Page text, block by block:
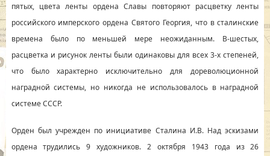
пятых, цвета ленты ордена Славы повторяют расцветку ленты
российского имперского ордена Святого Георгия, что в сталинские
времена было по меньшей мере неожиданным. В-шестых,
расцветка и рисунок ленты были одинаковы для всех 3-х степеней,
что было характерно исключительно для дореволюционной
наградной системы, но никогда не использовалось в наградной
системе СССР.
Орден был учрежден по инициативе Сталина И.В. Над эскизами
ордена трудились 9 художников. 2 октября 1943 года из 26